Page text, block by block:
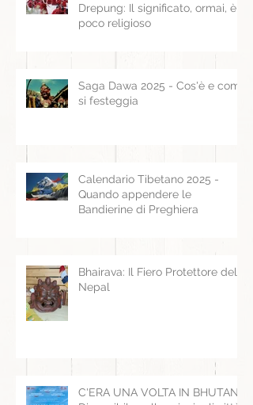
Drepung: Il significato, ormai, è
poco religioso
Saga Dawa 2025 - Cos'è e come
si festeggia
Calendario Tibetano 2025 -
Quando appendere le
Bandierine di Preghiera
Bhairava: Il Fiero Protettore del
Nepal
C'ERA UNA VOLTA IN BHUTAN -